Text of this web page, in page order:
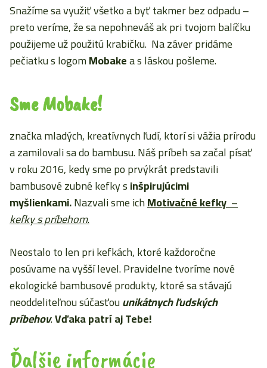
Snažíme sa využiť všetko a byť takmer bez odpadu –
preto veríme, že sa nepohneváš ak pri tvojom balíčku
použijeme už použitú krabičku. Na záver pridáme
pečiatku s logomMobakea s láskou pošleme.
Sme Mobake!
značka mladých, kreatívnych ľudí, ktorí si vážia prírodu
a zamilovali sa do bambusu. Náš príbeh sa začal písať
v roku 2016, kedy sme po prvýkrát predstavili
bambusové zubné kefky sinšpirujúcimi
myšlienkami.Nazvali sme ichMotivačné kefky–
kefky s príbehom.
Neostalo to len pri kefkách, ktoré každoročne
posúvame na vyšší level. Pravidelne tvoríme nové
ekologické bambusové produkty, ktoré sa stávajú
neoddeliteľnou súčasťouunikátnych ľudských
príbehov.Vďaka patrí aj Tebe!
Ďalšie informácie